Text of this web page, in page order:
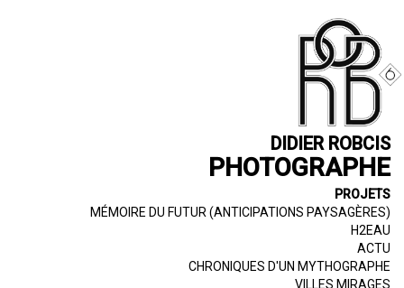
DIDIER ROBCIS
PHOTOGRAPHE
Entete
PROJETS
MÉMOIRE DU FUTUR (ANTICIPATIONS PAYSAGÈRES)
H2EAU
ACTU
CHRONIQUES D'UN MYTHOGRAPHE
VILLES MIRAGES